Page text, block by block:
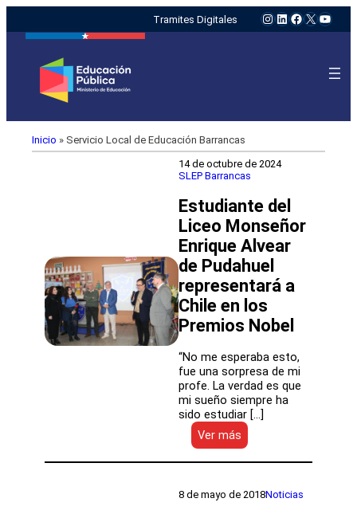
Tramites Digitales Instagram
LinkedIn
Facebook
X
Inicio » Servicio Local de Educación Barrancas
14 de octubre de 2024
SLEP Barrancas
Estudiante del
Liceo Monseñor
Enrique Alvear
de Pudahuel
representará a
Chile en los
Premios Nobel
“No me esperaba esto,
fue una sorpresa de mi
profe. La verdad es que
mi sueño siempre ha
sido estudiar […]
Ver más
Estudiante
del
Monseñor
8 de mayo de 2018Noticias